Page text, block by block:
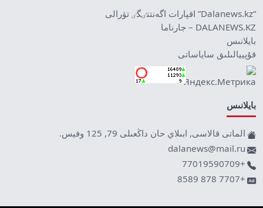
“Dalanews.kz” اقپارات اگەنتتٸگٸ تۋرالى
DALANEWS.KZ – جارناما
بايلانىس
قۇپييالىلىق ساياساتى
بايلانىس
الماتى قالاسى, ابىلاي حان داڭعىلى 79, 125 وفيس.
dalanews@mail.ru
+77019590709
+7707 878 8589